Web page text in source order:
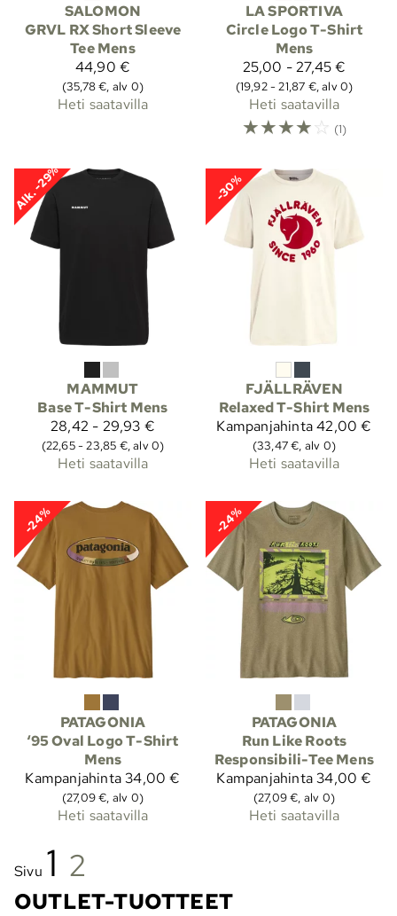
SALOMON
GRVL RX Short Sleeve
Tee Mens
44,90 €
(35,78 €, alv 0)
Heti saatavilla
LA SPORTIVA
Circle Logo T-Shirt
Mens
25,00 - 27,45 €
(19,92 - 21,87 €, alv 0)
Heti saatavilla
☆☆☆☆☆ (1)
Alk. -29%
MAMMUT
Base T-Shirt Mens
28,42 - 29,93 €
(22,65 - 23,85 €, alv 0)
Heti saatavilla
-30%
FJÄLLRÄVEN
Relaxed T-Shirt Mens
Kampanjahinta42,00 €
(33,47 €, alv 0)
Heti saatavilla
-24%
PATAGONIA
‘95 Oval Logo T-Shirt
Mens
Kampanjahinta34,00 €
(27,09 €, alv 0)
Heti saatavilla
-24%
PATAGONIA
Run Like Roots
Responsibili-Tee Mens
Kampanjahinta34,00 €
(27,09 €, alv 0)
Heti saatavilla
Sivu 1 2
OUTLET-TUOTTEET